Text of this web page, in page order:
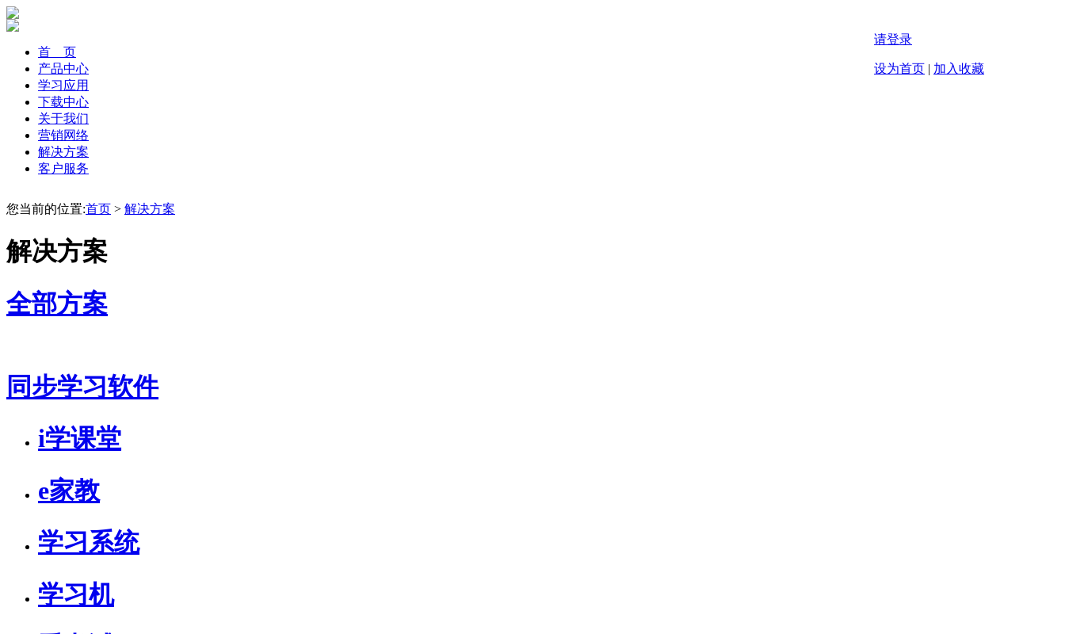
请登录
设为首页 | 加入收藏
首 页
产品中心
学习应用
下载中心
关于我们
营销网络
解决方案
客户服务
您当前的位置:首页 > 解决方案
解决方案
全部方案
同步学习软件
i学课堂
e家教
学习系统
学习机